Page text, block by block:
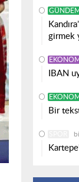
GÜNDEM
girmek
EKONOMI
IBAN
EKONOMI
Bir